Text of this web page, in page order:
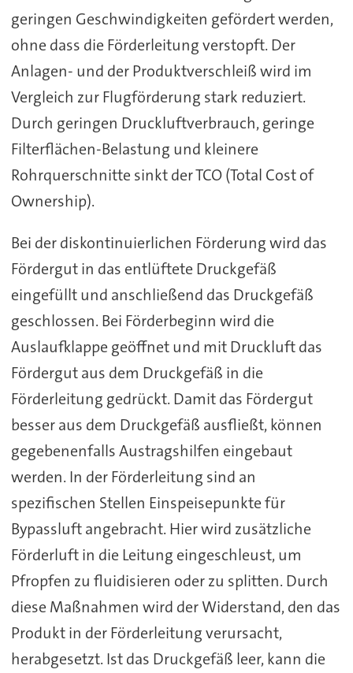
geringen Geschwindigkeiten gefördert werden,
ohne dass die Förderleitung verstopft. Der
Anlagen- und der Produktverschleiß wird im
Vergleich zur Flugförderung stark reduziert.
Durch geringen Druckluftverbrauch, geringe
Filterflächen-Belastung und kleinere
Rohrquerschnitte sinkt der TCO (Total Cost of
Ownership).
Bei der diskontinuierlichen Förderung wird das
Fördergut in das entlüftete Druckgefäß
eingefüllt und anschließend das Druckgefäß
geschlossen. Bei Förderbeginn wird die
Auslaufklappe geöffnet und mit Druckluft das
Fördergut aus dem Druckgefäß in die
Förderleitung gedrückt. Damit das Fördergut
besser aus dem Druckgefäß ausfließt, können
gegebenenfalls Austragshilfen eingebaut
werden. In der Förderleitung sind an
spezifischen Stellen Einspeisepunkte für
Bypassluft angebracht. Hier wird zusätzliche
Förderluft in die Leitung eingeschleust, um
Pfropfen zu fluidisieren oder zu splitten. Durch
diese Maßnahmen wird der Widerstand, den das
Produkt in der Förderleitung verursacht,
herabgesetzt. Ist das Druckgefäß leer, kann die